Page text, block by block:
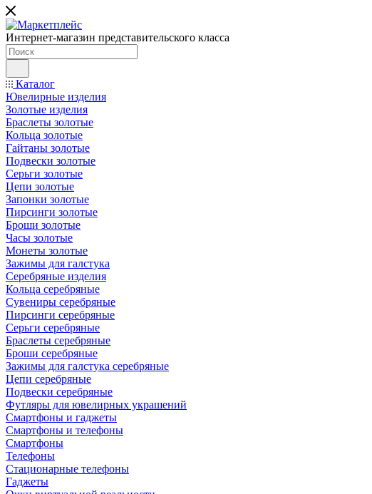
Интернет-магазин представительского класса
Каталог
Ювелирные изделия
Золотые изделия
Браслеты золотые
Кольца золотые
Гайтаны золотые
Подвески золотые
Серьги золотые
Цепи золотые
Запонки золотые
Пирсинги золотые
Броши золотые
Часы золотые
Монеты золотые
Зажимы для галстука
Серебряные изделия
Кольца серебряные
Сувениры серебряные
Пирсинги серебряные
Серьги серебряные
Браслеты серебряные
Броши серебряные
Зажимы для галстука серебряные
Цепи серебряные
Подвески серебряные
Футляры для ювелирных украшений
Смартфоны и гаджеты
Смартфоны и телефоны
Смартфоны
Телефоны
Стационарные телефоны
Гаджеты